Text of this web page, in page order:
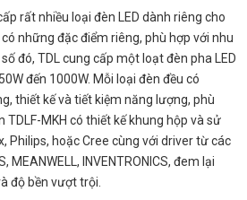
rất nhiều loại đèn LED dành riêng cho
những đặc điểm riêng, phù hợp với nhu
đó, TDL cung cấp một loạt đèn pha LED
đến 1000W. Mỗi loại đèn đều có
thiết kế và tiết kiệm năng lượng, phù
TDLF-MKH có thiết kế khung hộp và sử
Philips, hoặc Cree cùng với driver từ các
MEANWELL, INVENTRONICS, đem lại
độ bền vượt trội.